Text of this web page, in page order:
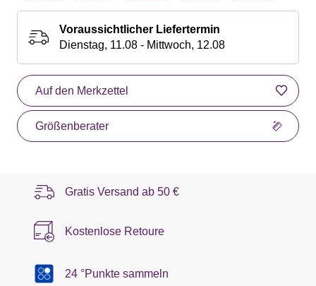
Voraussichtlicher Liefertermin
Dienstag, 11.08 - Mittwoch, 12.08
Auf den Merkzettel
Größenberater
Gratis Versand ab 50 €
Kostenlose Retoure
24 °Punkte sammeln